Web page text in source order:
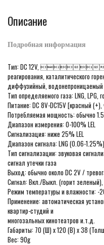
Описание
Подробная информация
Тип: DC 12V, 
реагирования, каталитического
диффузийный,
Тип определяемого газа: LNG, LPG,
Питание: DC 8V-DC15V [красный
Потребляемая мощность: обычно
Диапазон измерения: 0-100% LEL
Сигнализация: ниже 25% LEL
Диапазон сигнала: LNG (0.06-
Тип сигнализации: звуковая
сигнал утечки газа
Выход: обычно около DC 2V /
Сигнал: Вкл./Выкл. (горит
Режим температуры и
Применение: автоматическая
квартир-студий и
многозальных кинотеатров и.т.д.
Габариты: 70 (Ш) x 120 (В) x 38
Вес: 90g